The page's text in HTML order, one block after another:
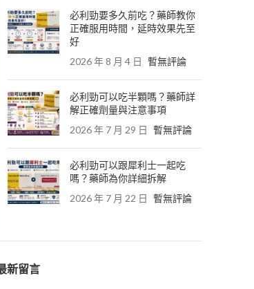
必利勁要多久前吃？藥師教你
正確服用時間，延時效果先至
好
2026 年 8 月 4 日 暫無評論
必利勁可以吃半顆嗎？藥師詳
解正確劑量與注意事項
2026 年 7 月 29 日 暫無評論
必利勁可以跟犀利士一起吃
嗎？藥師為你詳細拆解
2026 年 7 月 22 日 暫無評論
新留言